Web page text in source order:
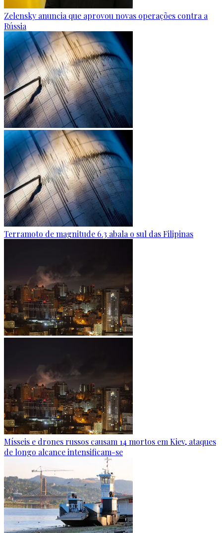
Zelensky anuncia que aprovou novas operações contra a
Rússia
Terramoto de magnitude 6.3 abala o sul das Filipinas
Mísseis e drones russos causam 14 mortos em Kiev, ataques
de longo alcance intensificam-se